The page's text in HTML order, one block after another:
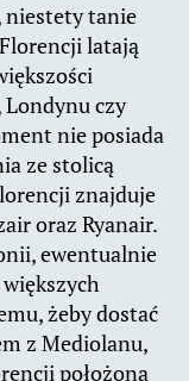
niestety tanie
latają
czy
nie posiada
ze stolicą
znajduje
oraz Ryanair.
ewentualnie
żeby dostać
z Mediolanu,
położona